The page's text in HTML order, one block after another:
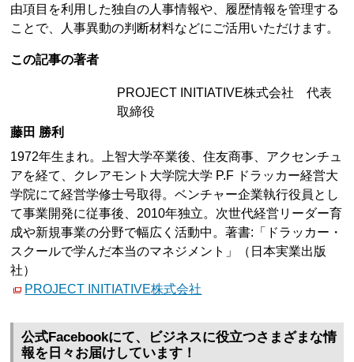
由項目を利用した独自の人事情報や、履歴情報を管理する
ことで、人事異動の判断材料などにご活用いただけます。
この記事の著者
PROJECT INITIATIVE株式会社 代表
取締役
藤田 勝利
1972年生まれ。上智大学卒業後、住友商事、アクセンチュ
アを経て、クレアモント大学院大学 P.F ドラッカー経営大
学院にて経営学修士号取得。ベンチャー企業執行役員とし
て事業開発に従事後、2010年独立。次世代経営リーダー育
成や新規事業の分野で幅広く活動中。著書:「ドラッカー・
スクールで学んだ本当のマネジメント」（日本実業出版
社）
PROJECT INITIATIVE株式会社
公式Facebookにて、ビジネスに役立つさまざまな情
報を日々お届けしています！